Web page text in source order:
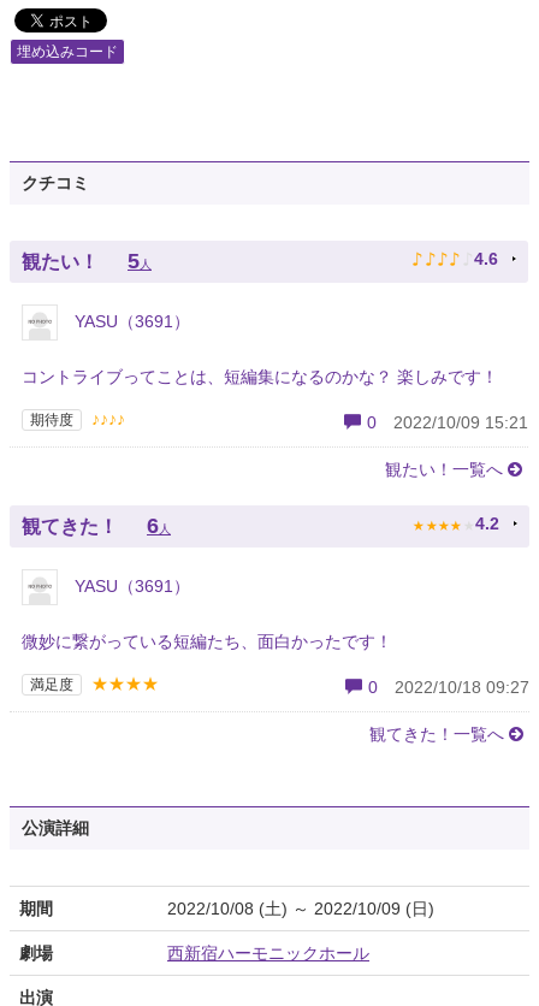
埋め込みコード
クチコミ
観たい！ 5人 ♪ ♪ ♪ ♪ ♪ 4.6
YASU（3691）
コントライブってことは、短編集になるのかな？ 楽しみです！
期待度 ♪♪♪♪ 0 2022/10/09 15:21
観たい！一覧へ
観てきた！ 6 人 ★ ★ ★ ★ ★ 4.2
YASU（3691）
微妙に繋がっている短編たち、面白かったです！
満足度 ★★★★ 0 2022/10/18 09:27
観てきた！一覧へ
公演詳細
期間 2022/10/08 (土) ～ 2022/10/09 (日)
劇場 西新宿ハーモニックホール
出演